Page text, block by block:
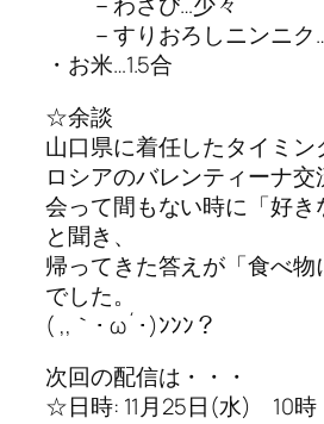
－すりおろしニンニク
・お米…1.5合
☆余談
山口県に着任したタイミン
ロシアのバレンティーナ交
会って間もない時に「好き
と聞き、
帰ってきた答えが「食べ物
でした。
( ,,｀･ ω´･)ﾝﾝﾝ？
次回の配信は・・・
☆日時: 11月25日(水) 10時